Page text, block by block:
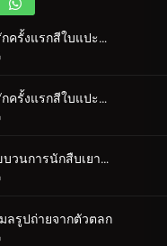
ตอนที่ 455 รักครั้งแรกสีใบแปะก๊วย (ตอนแรก)
ตอนที่ 456 รักครั้งแรกสีใบแปะก๊วย (ตอนจบ)
ตอนที่ 457 ขบวนการนักสืบเยาวชนกับหนอนแก้วสี่พี่น้อง
ลรูปถ่ายจากตัวตลก